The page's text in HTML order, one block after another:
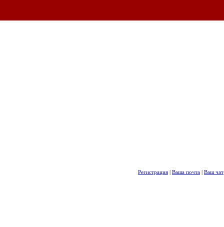
Регистрация | Ваша почта | Ваш чат